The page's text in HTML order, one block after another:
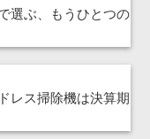
選ぶ、もうひとつの
レス掃除機は決算期